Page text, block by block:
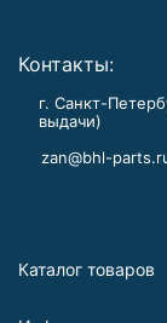
Контакты:
г. Санкт-
выдачи)
zan@bhl-
Каталог товаров